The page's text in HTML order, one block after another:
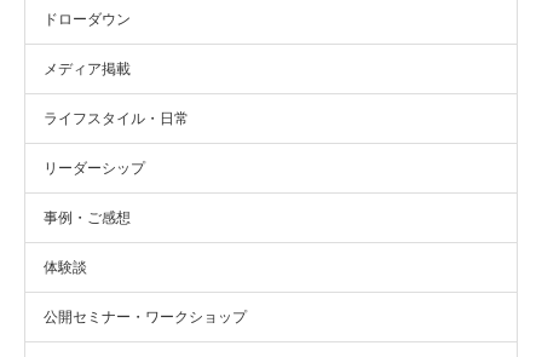
ドローダウン
メディア掲載
ライフスタイル・日常
リーダーシップ
事例・ご感想
体験談
公開セミナー・ワークショップ